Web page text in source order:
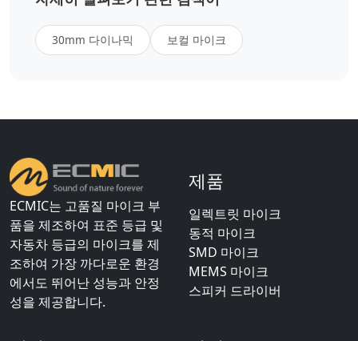
30mm 다이나믹 보컬 마이크
ECMIC는 고품질 마이크 부
품을 제조하여 표준 등급 및
자동차 등급의 마이크를 제
조하여 가장 까다로운 환경
에서도 뛰어난 성능과 안정
성을 제공합니다.
제품
일렉트릿 마이크
동적 마이크
SMD 마이크
MEMS 마이크
스피커 드라이버